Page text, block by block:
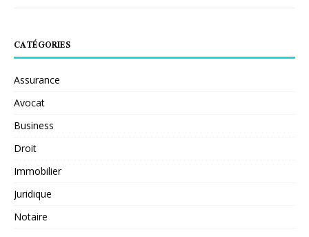
CATÉGORIES
Assurance
Avocat
Business
Droit
Immobilier
Juridique
Notaire